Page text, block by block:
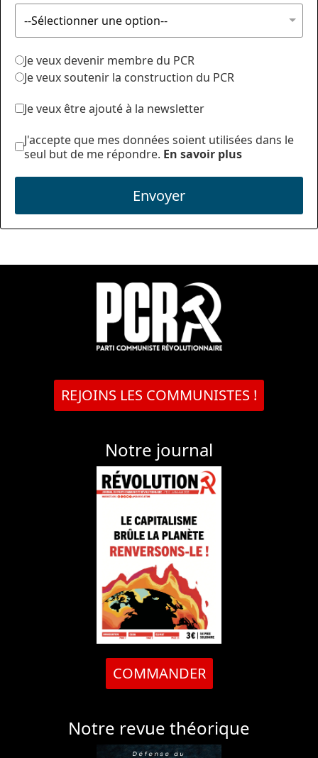
Je veux devenir membre du PCR
Je veux soutenir la construction du PCR
Je veux être ajouté à la newsletter
J'accepte que mes données soient utilisées dans le
seul but de me répondre. En savoir plus
Envoyer
REJOINS LES COMMUNISTES !
Notre journal
COMMANDER
Notre revue théorique